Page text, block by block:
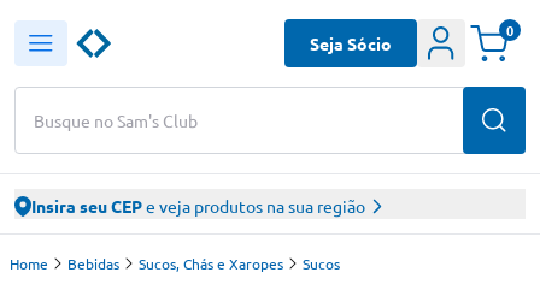
Busque no Sam's Club
Seja Sócio
0
Insira seu CEPe veja produtos na sua região
Home Bebidas Sucos, Chás e Xaropes Sucos